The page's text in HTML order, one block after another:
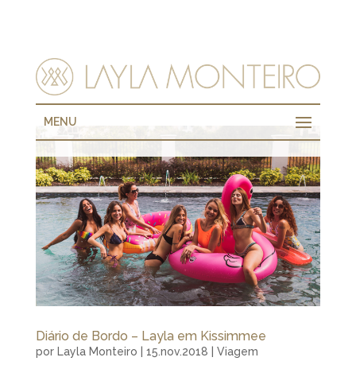
MENU
Diário de Bordo – Layla em Kissimmee
por Layla Monteiro 15.nov.2018 Viagem